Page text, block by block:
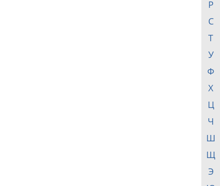
Р
С
Т
У
Ф
Х
Ц
Ч
Ш
Щ
Э